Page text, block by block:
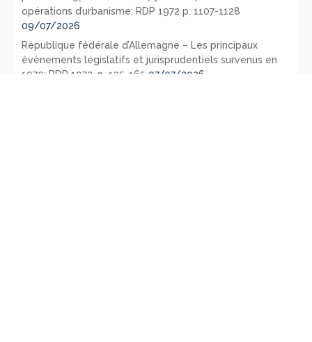
opérations d’urbanisme: RDP 1972 p. 1107-1128
09/07/2026
République fédérale d’Allemagne – Les principaux
évènements législatifs et jurisprudentiels survenus en
1970: RDP 1972, p. 135-165 07/07/2026